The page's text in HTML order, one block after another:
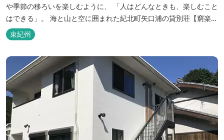
や季節の移ろいを楽しむように、 「人はどんなときも、楽しむこと
はできる」。 海と山と空に囲まれた紀北町矢口浦の貸別荘【窮楽通
楽】。 中国古典『荘子』の一節「窮亦楽、通亦楽」から名づけまし
た。 いつでも気軽にご利用ください。
東紀州